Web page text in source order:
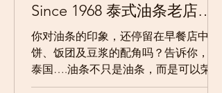
Since 1968 泰式油条老店：
有甜有咸的创意油条料理，
给你前所未有的独家吃法
你对油条的印象，还停留在早餐店中烧
饼、饭团及豆浆的配角吗？​告诉你，在
泰国….油条不只是油条，而是可以荣获
米其林推荐的超级小吃！ 好吃到连米其